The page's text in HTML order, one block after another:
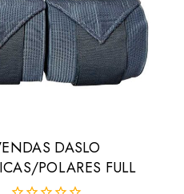
DASLO
POLARES FULL